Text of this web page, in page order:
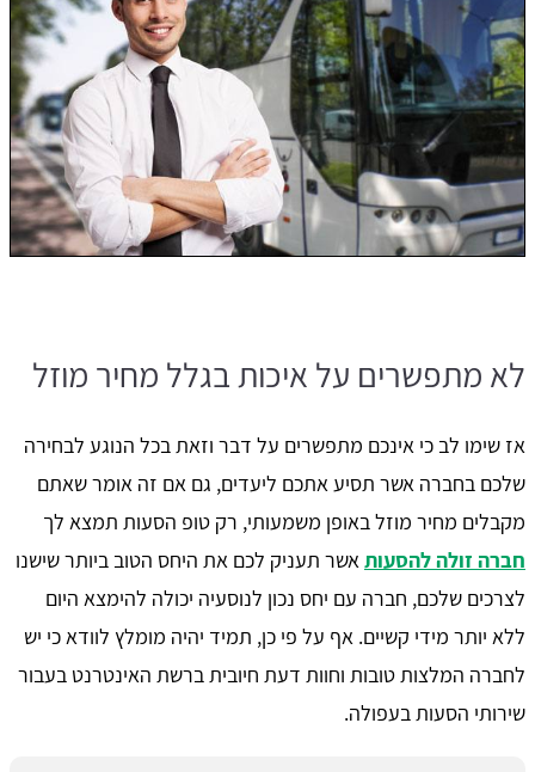
לא מתפשרים על איכות בגלל מחיר מוזל
אז שימו לב כי אינכם מתפשרים על דבר וזאת בכל הנוגע לבחירה
שלכם בחברה אשר תסיע אתכם ליעדים, גם אם זה אומר שאתם
מקבלים מחיר מוזל באופן משמעותי, רק טופ הסעות תמצא לך
חברה זולה להסעותאשר תעניק לכם את היחס הטוב ביותר שישנו
לצרכים שלכם, חברה עם יחס נכון לנוסעיה יכולה להימצא היום
ללא יותר מידי קשיים. אף על פי כן, תמיד יהיה מומלץ לוודא כי יש
לחברה המלצות טובות וחוות דעת חיובית ברשת האינטרנט בעבור
שירותי הסעות בעפולה.